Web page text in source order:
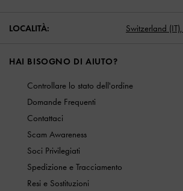
LOCALITÀ: Switzerland (IT),
HAI BISOGNO DI AIUTO?
Controllare lo stato dell'ordine
Domande Frequenti
Contattaci
Scam Awareness
Soci Privilegiati
Spedizione e Tracciamento
Resi e Sostituzioni